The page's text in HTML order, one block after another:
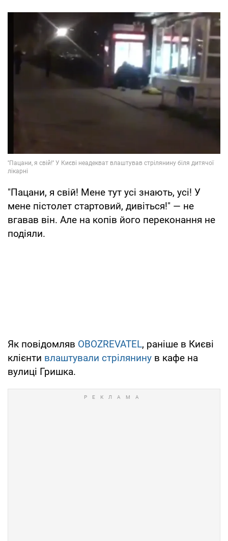
"Пацани, я свій! Мене тут усі знають, усі! У
мене пістолет стартовий, дивіться!" — не
вгавав він. Але на копів його переконання не
подіяли.
Як повідомляв OBOZREVATEL, раніше в Києві
клієнти влаштували стрілянину в кафе на
вулиці Гришка.